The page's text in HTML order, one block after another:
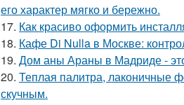
его характер мягко и бережно.
17. Как красиво оформить
18. Кафе Di Nulla в Москве:
19. Дом аны Араны в Мадриде -
20. Теплая палитра, лаконичные
скучным.